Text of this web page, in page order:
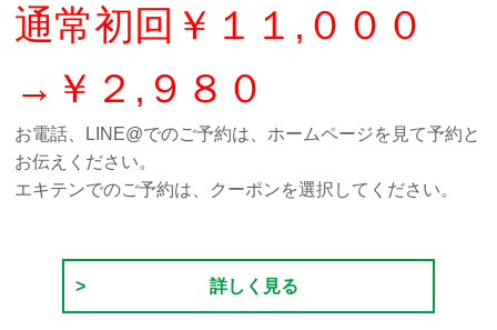
通常初回￥１１,０００
→￥２,９８０
お電話、LINE@でのご予約は、ホームページを見て予約と
お伝えください。
エキテンでのご予約は、クーポンを選択してください。
詳しく見る